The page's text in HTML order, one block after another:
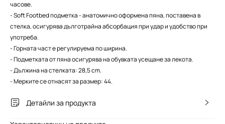
часове.
- Soft Footbed подметка - анатомично оформена пяна, поставена в
стелка, осигурява дълготрайнa абсорбация при удар и удобство при
употреба.
- Горната част е регулируема по ширина.
- Подметката от пяна осигурява на обувката усещане за лекота.
- Дължина на стелката: 28,5 cm.
- Мерките се отнасят за размер: 44.
Детайли за продукта